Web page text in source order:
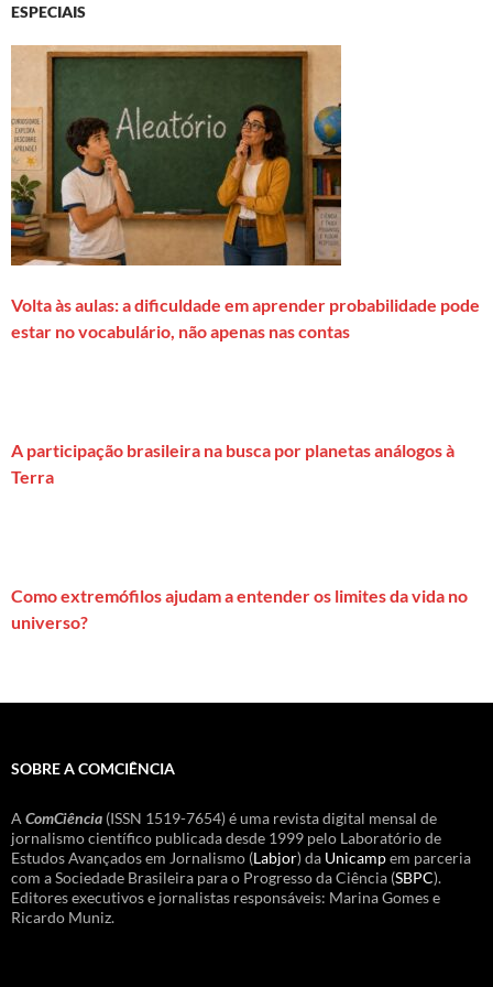
ESPECIAIS
Volta às aulas: a dificuldade em aprender probabilidade pode
estar no vocabulário, não apenas nas contas
A participação brasileira na busca por planetas análogos à
Terra
Como extremófilos ajudam a entender os limites da vida no
universo?
SOBRE A COMCIÊNCIA
A ComCiência (ISSN 1519-7654) é uma revista digital mensal de
jornalismo científico publicada desde 1999 pelo Laboratório de
Estudos Avançados em Jornalismo (Labjor) da Unicampem parceria
com a Sociedade Brasileira para o Progresso da Ciência (SBPC).
Editores executivos e jornalistas responsáveis: Marina Gomes e
Ricardo Muniz.